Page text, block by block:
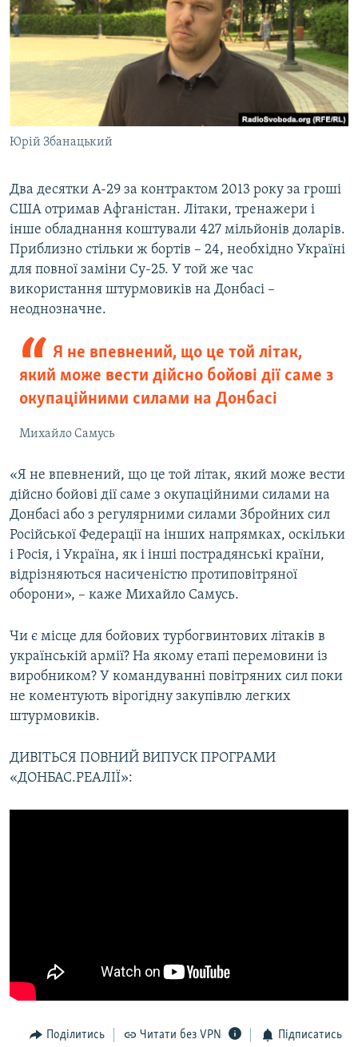
Юрій Збанацький
Два десятки А-29 за контрактом 2013 року за гроші
США отримав Афганістан. Літаки, тренажери і
інше обладнання коштували 427 мільйонів доларів.
Приблизно стільки ж бортів – 24, необхідно Україні
для повної заміни Су-25. У той же час
використання штурмовиків на Донбасі –
неоднозначне.
Я не впевнений, що це той літак,
який може вести дійсно бойові дії саме з
окупаційними силами на Донбасі
Михайло Самусь
«Я не впевнений, що це той літак, який може вести
дійсно бойові дії саме з окупаційними силами на
Донбасі або з регулярними силами Збройних сил
Російської Федерації на інших напрямках, оскільки
і Росія, і Україна, як і інші пострадянські країни,
відрізняються насиченістю протиповітряної
оборони», – каже Михайло Самусь.
Чи є місце для бойових турбогвинтових літаків в
українській армії? На якому етапі перемовини із
виробником? У командуванні повітряних сил поки
не коментують вірогідну закупівлю легких
штурмовиків.
ДИВІТЬСЯ ПОВНИЙ ВИПУСК ПРОГРАМИ
«ДОНБАС.РЕАЛІЇ»:
Поділитись Читати без VPN Підписатись